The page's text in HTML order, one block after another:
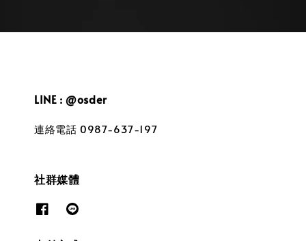
LINE : @osder
連絡電話 0987-637-197
社群媒體